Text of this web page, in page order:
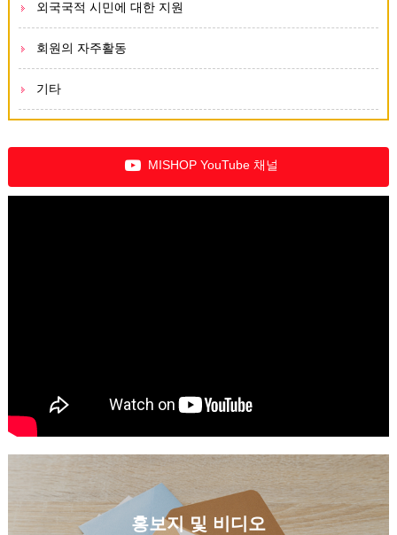
외국국적 시민에 대한 지원
회원의 자주활동
기타
MISHOP YouTube 채널
홍보지 및 비디오